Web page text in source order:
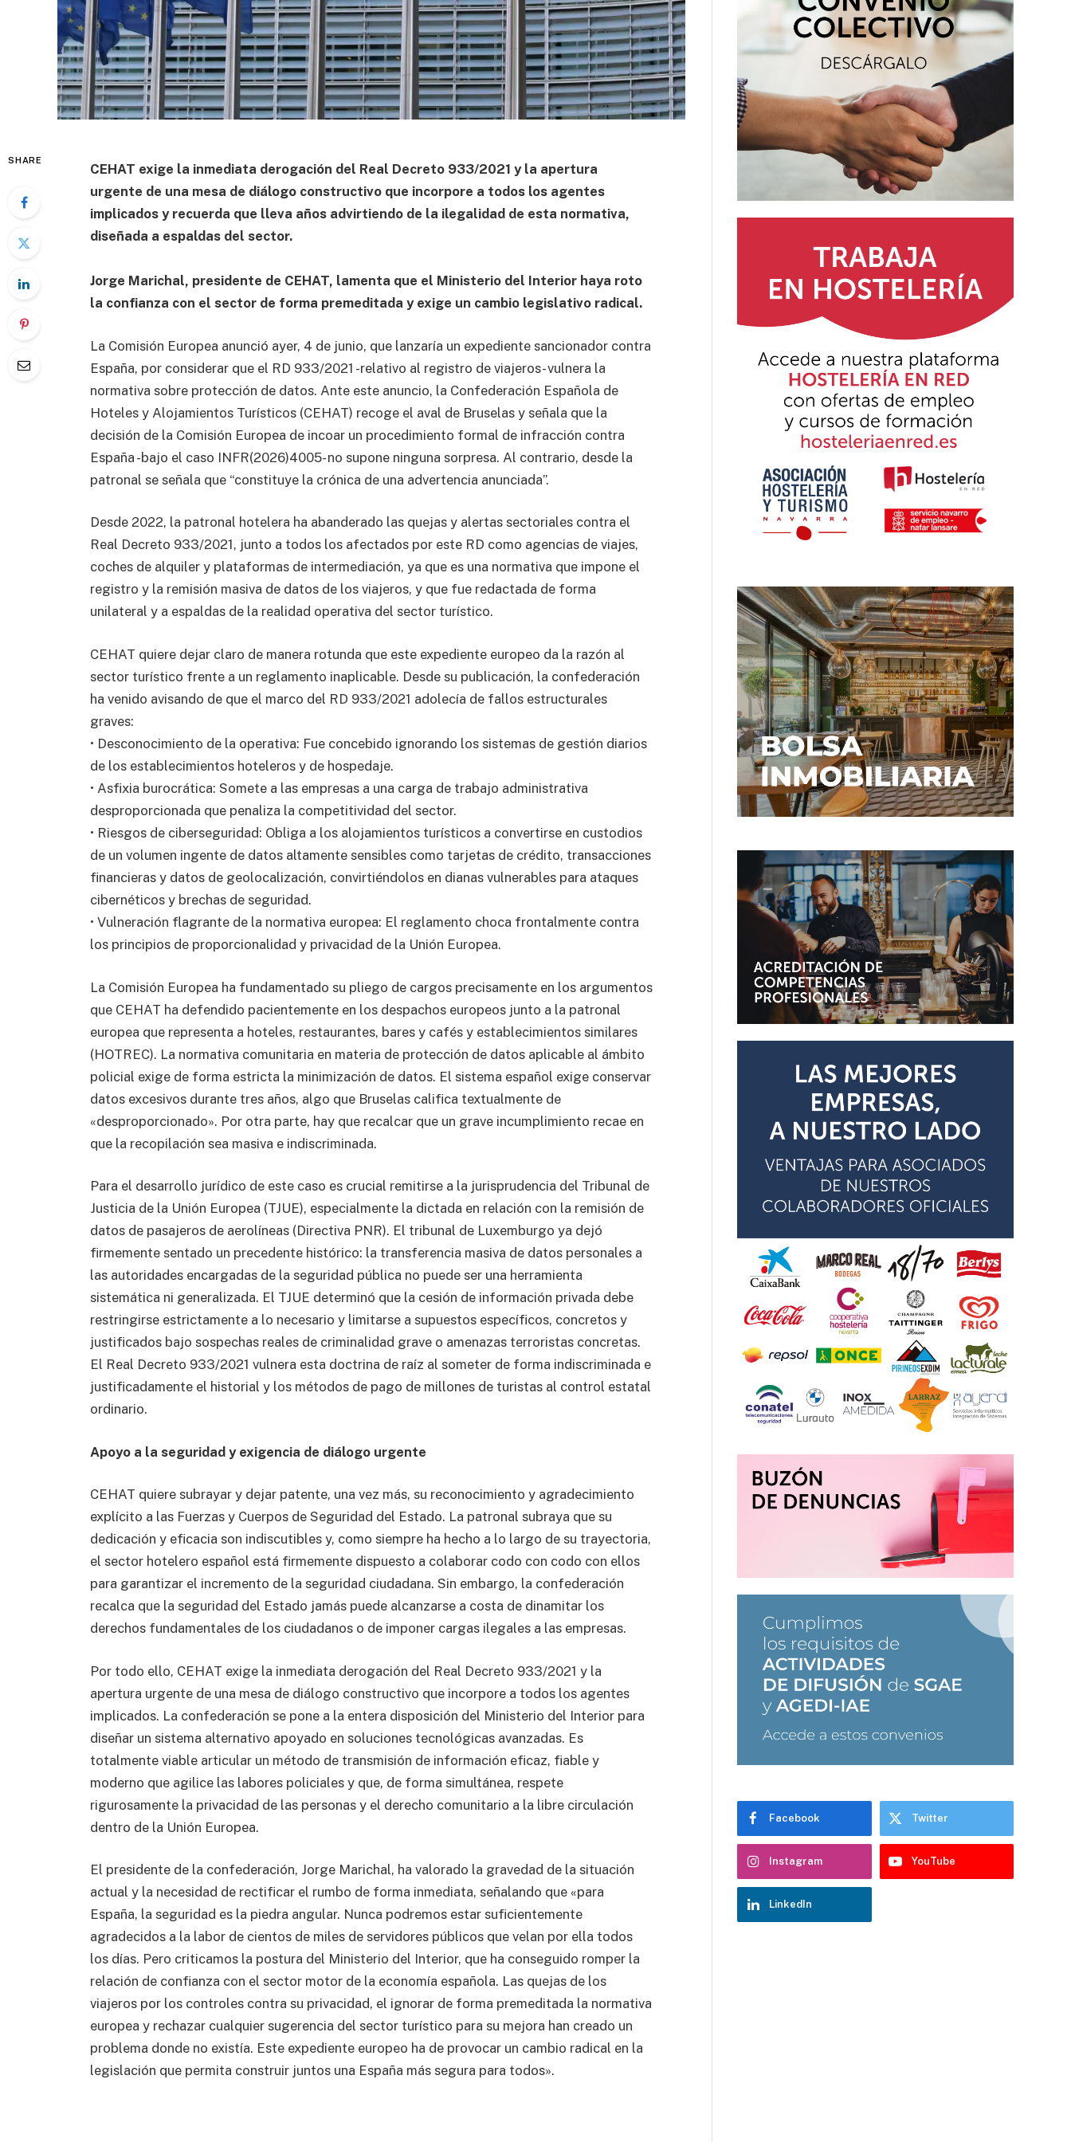
SHARE
CEHAT exige la inmediata derogación del Real Decreto 933/2021 y la apertura
urgente de una mesa de diálogo constructivo que incorpore a todos los agentes
implicados y recuerda que lleva años advirtiendo de la ilegalidad de esta normativa,
diseñada a espaldas del sector.
Jorge Marichal, presidente de CEHAT, lamenta que el Ministerio del Interior haya roto
la confianza con el sector de forma premeditada y exige un cambio legislativo radical.
La Comisión Europea anunció ayer, 4 de junio, que lanzaría un expediente sancionador contra
España, por considerar que el RD 933/2021 -relativo al registro de viajeros- vulnera la
normativa sobre protección de datos. Ante este anuncio, la Confederación Española de
Hoteles y Alojamientos Turísticos (CEHAT) recoge el aval de Bruselas y señala que la
decisión de la Comisión Europea de incoar un procedimiento formal de infracción contra
España -bajo el caso INFR(2026)4005- no supone ninguna sorpresa. Al contrario, desde la
patronal se señala que “constituye la crónica de una advertencia anunciada”.
Desde 2022, la patronal hotelera ha abanderado las quejas y alertas sectoriales contra el
Real Decreto 933/2021, junto a todos los afectados por este RD como agencias de viajes,
coches de alquiler y plataformas de intermediación, ya que es una normativa que impone el
registro y la remisión masiva de datos de los viajeros, y que fue redactada de forma
unilateral y a espaldas de la realidad operativa del sector turístico.
CEHAT quiere dejar claro de manera rotunda que este expediente europeo da la razón al
sector turístico frente a un reglamento inaplicable. Desde su publicación, la confederación
ha venido avisando de que el marco del RD 933/2021 adolecía de fallos estructurales
graves:
• Desconocimiento de la operativa: Fue concebido ignorando los sistemas de gestión diarios
de los establecimientos hoteleros y de hospedaje.
• Asfixia burocrática: Somete a las empresas a una carga de trabajo administrativa
desproporcionada que penaliza la competitividad del sector.
• Riesgos de ciberseguridad: Obliga a los alojamientos turísticos a convertirse en custodios
de un volumen ingente de datos altamente sensibles como tarjetas de crédito, transacciones
financieras y datos de geolocalización, convirtiéndolos en dianas vulnerables para ataques
cibernéticos y brechas de seguridad.
• Vulneración flagrante de la normativa europea: El reglamento choca frontalmente contra
los principios de proporcionalidad y privacidad de la Unión Europea.
La Comisión Europea ha fundamentado su pliego de cargos precisamente en los argumentos
que CEHAT ha defendido pacientemente en los despachos europeos junto a la patronal
europea que representa a hoteles, restaurantes, bares y cafés y establecimientos similares
(HOTREC). La normativa comunitaria en materia de protección de datos aplicable al ámbito
policial exige de forma estricta la minimización de datos. El sistema español exige conservar
datos excesivos durante tres años, algo que Bruselas califica textualmente de
«desproporcionado». Por otra parte, hay que recalcar que un grave incumplimiento recae en
que la recopilación sea masiva e indiscriminada.
Para el desarrollo jurídico de este caso es crucial remitirse a la jurisprudencia del Tribunal de
Justicia de la Unión Europea (TJUE), especialmente la dictada en relación con la remisión de
datos de pasajeros de aerolíneas (Directiva PNR). El tribunal de Luxemburgo ya dejó
firmemente sentado un precedente histórico: la transferencia masiva de datos personales a
las autoridades encargadas de la seguridad pública no puede ser una herramienta
sistemática ni generalizada. El TJUE determinó que la cesión de información privada debe
restringirse estrictamente a lo necesario y limitarse a supuestos específicos, concretos y
justificados bajo sospechas reales de criminalidad grave o amenazas terroristas concretas.
El Real Decreto 933/2021 vulnera esta doctrina de raíz al someter de forma indiscriminada e
justificadamente el historial y los métodos de pago de millones de turistas al control estatal
ordinario.
Apoyo a la seguridad y exigencia de diálogo urgente
CEHAT quiere subrayar y dejar patente, una vez más, su reconocimiento y agradecimiento
explícito a las Fuerzas y Cuerpos de Seguridad del Estado. La patronal subraya que su
dedicación y eficacia son indiscutibles y, como siempre ha hecho a lo largo de su trayectoria,
el sector hotelero español está firmemente dispuesto a colaborar codo con codo con ellos
para garantizar el incremento de la seguridad ciudadana. Sin embargo, la confederación
recalca que la seguridad del Estado jamás puede alcanzarse a costa de dinamitar los
derechos fundamentales de los ciudadanos o de imponer cargas ilegales a las empresas.
Por todo ello, CEHAT exige la inmediata derogación del Real Decreto 933/2021 y la
apertura urgente de una mesa de diálogo constructivo que incorpore a todos los agentes
implicados. La confederación se pone a la entera disposición del Ministerio del Interior para
diseñar un sistema alternativo apoyado en soluciones tecnológicas avanzadas. Es
totalmente viable articular un método de transmisión de información eficaz, fiable y
moderno que agilice las labores policiales y que, de forma simultánea, respete
rigurosamente la privacidad de las personas y el derecho comunitario a la libre circulación
dentro de la Unión Europea.
El presidente de la confederación, Jorge Marichal, ha valorado la gravedad de la situación
actual y la necesidad de rectificar el rumbo de forma inmediata, señalando que «para
España, la seguridad es la piedra angular. Nunca podremos estar suficientemente
agradecidos a la labor de cientos de miles de servidores públicos que velan por ella todos
los días. Pero criticamos la postura del Ministerio del Interior, que ha conseguido romper la
relación de confianza con el sector motor de la economía española. Las quejas de los
viajeros por los controles contra su privacidad, el ignorar de forma premeditada la normativa
europea y rechazar cualquier sugerencia del sector turístico para su mejora han creado un
problema donde no existía. Este expediente europeo ha de provocar un cambio radical en la
legislación que permita construir juntos una España más segura para todos».
Facebook Twitter
Instagram YouTube
LinkedIn